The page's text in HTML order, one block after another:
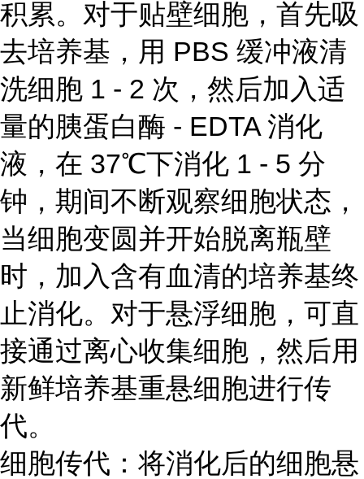
积累。对于贴壁细胞，首先吸
去培养基，用 PBS 缓冲液清
洗细胞 1 - 2 次，然后加入适
量的胰蛋白酶 - EDTA 消化
液，在 37℃下消化 1 - 5 分
钟，期间不断观察细胞状态，
当细胞变圆并开始脱离瓶壁
时，加入含有血清的培养基终
止消化。对于悬浮细胞，可直
接通过离心收集细胞，然后用
新鲜培养基重悬细胞进行传
代。
细胞传代：将消化后的细胞悬